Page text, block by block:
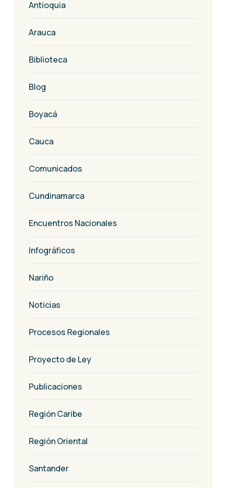
Antioquia
Arauca
Biblioteca
Blog
Boyacá
Cauca
Comunicados
Cundinamarca
Encuentros Nacionales
Infográficos
Nariño
Noticias
Procesos Regionales
Proyecto de Ley
Publicaciones
Región Caribe
Región Oriental
Santander